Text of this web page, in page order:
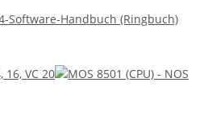
Software-Handbuch (Ringbuch)